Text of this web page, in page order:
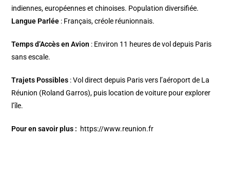
indiennes, européennes et chinoises. Population diversifiée.
Langue Parlée : Français, créole réunionnais.
Temps d’Accès en Avion : Environ 11 heures de vol depuis Paris
sans escale.
Trajets Possibles : Vol direct depuis Paris vers l’aéroport de La
Réunion (Roland Garros), puis location de voiture pour explorer
l’île.
Pour en savoir plus : https://www.reunion.fr